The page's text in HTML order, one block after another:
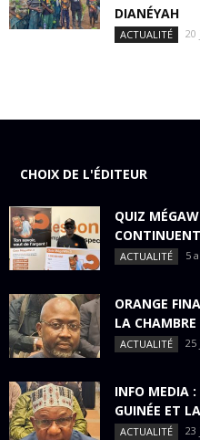
DIANÉYAH
ACTUALITÉ 20
CHOIX DE L'ÉDITEUR
QUIZ
ACTUALITÉ 5
ORANGE
LA
ACTUALITÉ 25
INFO MEDIA :
GUINÉE ET
ACTUALITÉ 23